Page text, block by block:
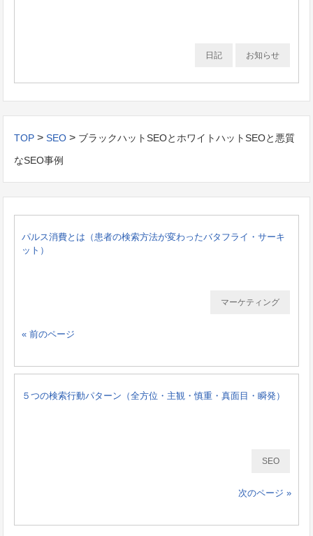
お知らせ
日記
TOP >SEO > ブラックハットSEOとホワイトハットSEOと悪質
なSEO事例
パルス消費とは（患者の検索方法が変わったバタフライ・サーキ
ット）
マーケティング
« 前のページ
５つの検索行動パターン（全方位・主観・慎重・真面目・瞬発）
SEO
次のページ »